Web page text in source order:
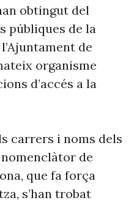
obtingut del
públiques de la
de
organisme
d’accés a la
carrers i noms dels
de
que fa força
s’han trobat